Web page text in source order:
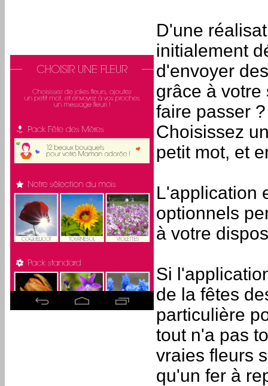
D'une
initialement
d'envoyer
grâce à votre
faire passer
Choisissez
petit mot, et
L'application
optionnels
à votre
Si
de la fêtes
particulière
tout n'a pas
vraies fleurs
qu'un fer à